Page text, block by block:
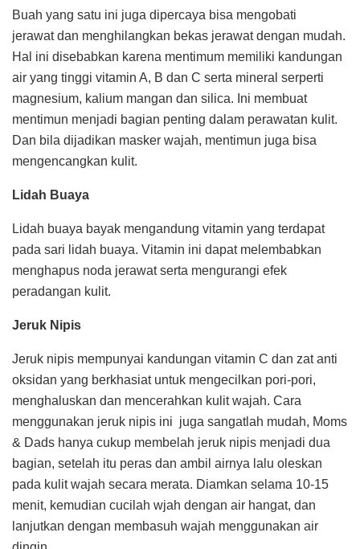
Buah yang satu ini juga dipercaya bisa mengobati
jerawat dan menghilangkan bekas jerawat dengan mudah.
Hal ini disebabkan karena mentimum memiliki kandungan
air yang tinggi vitamin A, B dan C serta mineral serperti
magnesium, kalium mangan dan silica. Ini membuat
mentimun menjadi bagian penting dalam perawatan kulit.
Dan bila dijadikan masker wajah, mentimun juga bisa
mengencangkan kulit.
Lidah Buaya
Lidah buaya bayak mengandung vitamin yang terdapat
pada sari lidah buaya. Vitamin ini dapat melembabkan
menghapus noda jerawat serta mengurangi efek
peradangan kulit.
Jeruk Nipis
Jeruk nipis mempunyai kandungan vitamin C dan zat anti
oksidan yang berkhasiat untuk mengecilkan pori-pori,
menghaluskan dan mencerahkan kulit wajah. Cara
menggunakan jeruk nipis ini juga sangatlah mudah, Moms
& Dads hanya cukup membelah jeruk nipis menjadi dua
bagian, setelah itu peras dan ambil airnya lalu oleskan
pada kulit wajah secara merata. Diamkan selama 10-15
menit, kemudian cucilah wjah dengan air hangat, dan
lanjutkan dengan membasuh wajah menggunakan air